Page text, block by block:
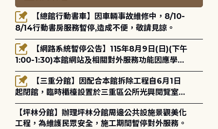
8/14行動書房服務暫停,造成不便，敬請見諒。
1:00-1:30)本館網站及相關對外服務功能因應學術
網路升級更新將暫停服務。
起閉館，臨時櫃檯設置於三重區公所光興閱覽室，
造成不便，敬請見諒。
【坪林分館】辦理坪林分館周邊公共設施景觀美化
工程，為維護民眾安全，施工期間暫停對外服務。